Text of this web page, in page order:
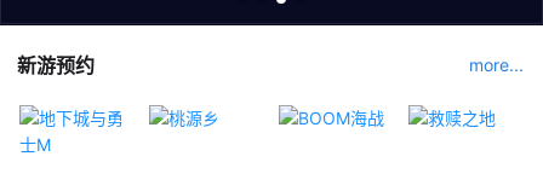
新游预约 more...